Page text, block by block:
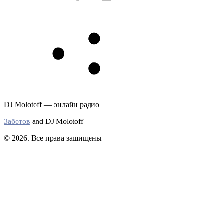
DJ Molotoff — онлайн радио
Заботов and DJ Molotoff
© 2026. Все права защищены